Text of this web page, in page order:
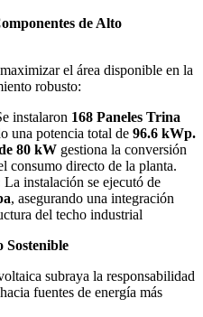
de Alto
el área disponible en la
robusto:
instalaron 168 Paneles Trina
una potencia total de 96.6 kWp.
80 kW gestiona la conversión
consumo directo de la planta.
La instalación se ejecutó de
, asegurando una integración
del techo industrial
Sostenible
subraya la responsabilidad
fuentes de energía más